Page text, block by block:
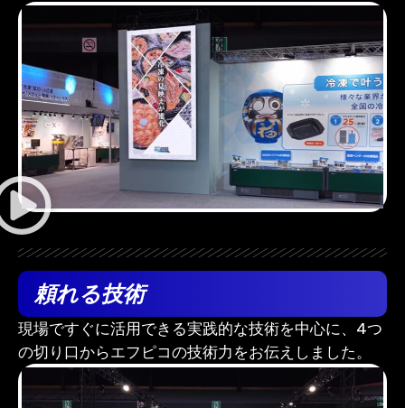
頼れる技術
現場ですぐに活用できる実践的な技術を中心に、4つ
の切り口からエフピコの技術力をお伝えしました。